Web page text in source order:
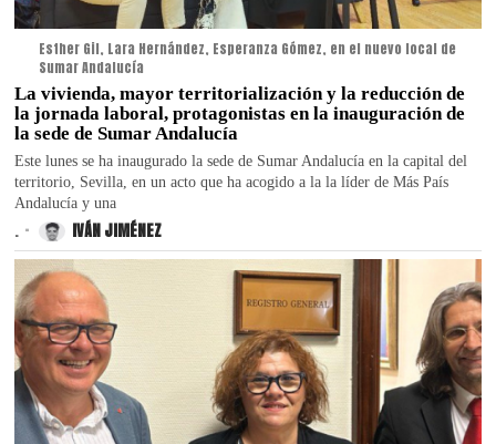
Esther Gil, Lara Hernández, Esperanza Gómez, en el nuevo local de
Sumar Andalucía
La vivienda, mayor territorialización y la reducción de
la jornada laboral, protagonistas en la inauguración de
la sede de Sumar Andalucía
Este lunes se ha inaugurado la sede de Sumar Andalucía en la capital del
territorio, Sevilla, en un acto que ha acogido a la la líder de Más País
Andalucía y una
. IVÁN JIMÉNEZ